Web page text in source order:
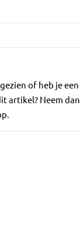
of heb je een
artikel? Neem dan